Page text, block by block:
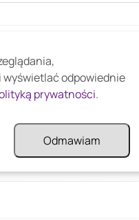
funkcje;Szkło
odpowiednie
prywatności.
Odmawiam